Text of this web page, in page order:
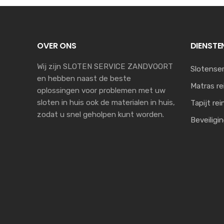
OVER ONS
Wij zijn SLOTEN SERVICE ZANDVOORT
en hebben naast de beste
oplossingen voor problemen met uw
sloten in huis ook de materialen in huis,
zodat u snel geholpen kunt worden.
Matras
Tapijt